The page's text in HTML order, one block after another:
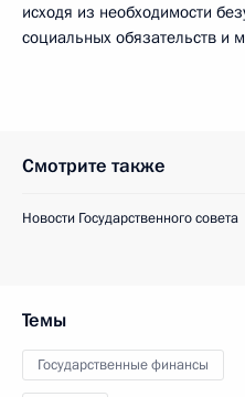
исходя из необходимости
социальных обязательств и
Смотрите также
Новости Государственного совета
Темы
Государственные финансы